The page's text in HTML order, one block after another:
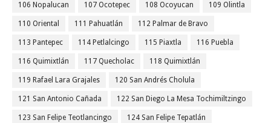
106 Nopalucan 107 Ocotepec 108 Ocoyucan 109 Olintla
110 Oriental 111 Pahuatlán 112 Palmar de Bravo
113 Pantepec 114 Petlalcingo 115 Piaxtla 116 Puebla
116 Quimixtlán 117 Quecholac 118 Quimixtlán
119 Rafael Lara Grajales 120 San Andrés Cholula
121 San Antonio Cañada 122 San Diego La Mesa Tochimiltzingo
123 San Felipe Teotlancingo 124 San Felipe Tepatlán